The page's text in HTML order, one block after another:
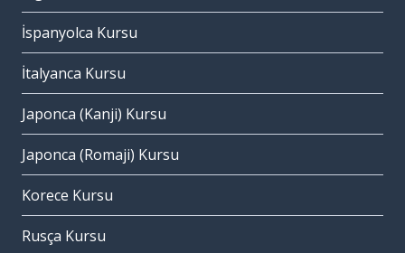
İspanyolca Kursu
İtalyanca Kursu
Japonca (Kanji) Kursu
Japonca (Romaji) Kursu
Korece Kursu
Rusça Kursu